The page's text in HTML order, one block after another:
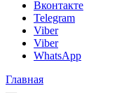
Вконтакте
Telegram
Viber
Viber
WhatsApp
Главная